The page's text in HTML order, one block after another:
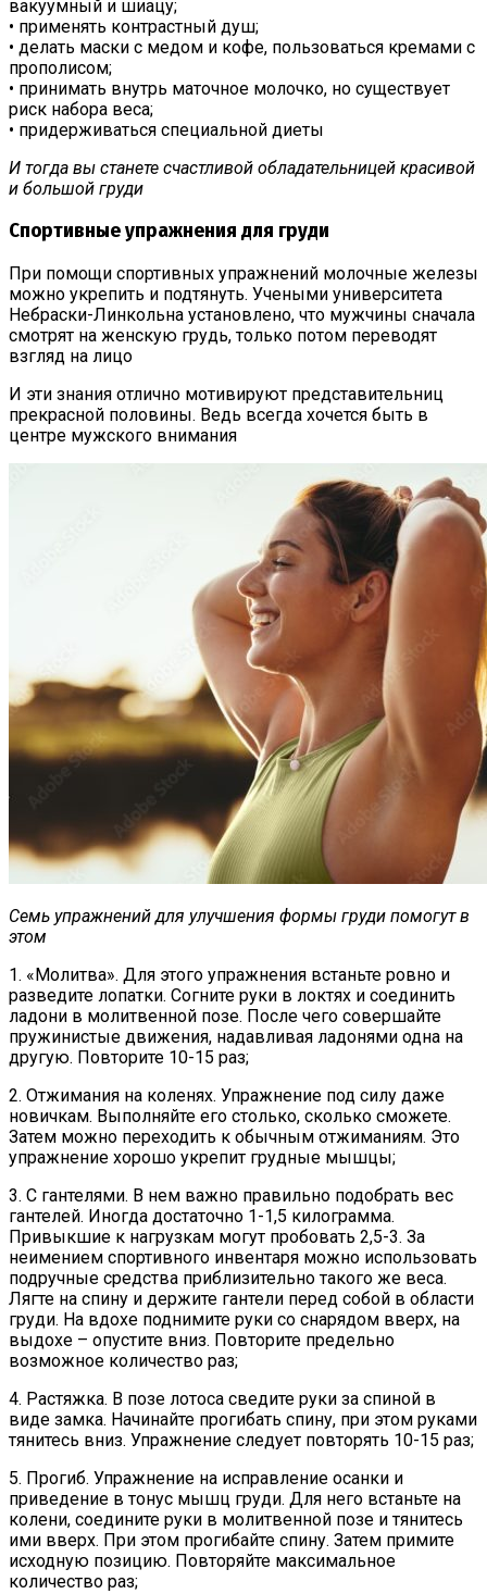
вакуумный и шиацу;
• применять контрастный душ;
• делать маски с медом и кофе, пользоваться кремами с
прополисом;
• принимать внутрь маточное молочко, но существует
риск набора веса;
• придерживаться специальной диеты
И тогда вы станете счастливой обладательницей красивой
и большой груди
Спортивные упражнения для груди
При помощи спортивных упражнений молочные железы
можно укрепить и подтянуть. Учеными университета
Небраски-Линкольна установлено, что мужчины сначала
смотрят на женскую грудь, только потом переводят
взгляд на лицо
И эти знания отлично мотивируют представительниц
прекрасной половины. Ведь всегда хочется быть в
центре мужского внимания
Семь упражнений для улучшения формы груди помогут в
этом
1. «Молитва». Для этого упражнения встаньте ровно и
разведите лопатки. Согните руки в локтях и соединить
ладони в молитвенной позе. После чего совершайте
пружинистые движения, надавливая ладонями одна на
другую. Повторите 10-15 раз;
2. Отжимания на коленях. Упражнение под силу даже
новичкам. Выполняйте его столько, сколько сможете.
Затем можно переходить к обычным отжиманиям. Это
упражнение хорошо укрепит грудные мышцы;
3. С гантелями. В нем важно правильно подобрать вес
гантелей. Иногда достаточно 1-1,5 килограмма.
Привыкшие к нагрузкам могут пробовать 2,5-3. За
неимением спортивного инвентаря можно использовать
подручные средства приблизительно такого же веса.
Лягте на спину и держите гантели перед собой в области
груди. На вдохе поднимите руки со снарядом вверх, на
выдохе – опустите вниз. Повторите предельно
возможное количество раз;
4. Растяжка. В позе лотоса сведите руки за спиной в
виде замка. Начинайте прогибать спину, при этом руками
тянитесь вниз. Упражнение следует повторять 10-15 раз;
5. Прогиб. Упражнение на исправление осанки и
приведение в тонус мышц груди. Для него встаньте на
колени, соедините руки в молитвенной позе и тянитесь
ими вверх. При этом прогибайте спину. Затем примите
исходную позицию. Повторяйте максимальное
количество раз;